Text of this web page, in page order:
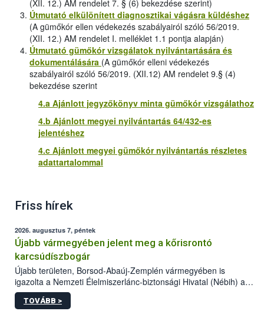
(XII. 12.) AM rendelet 7. § (6) bekezdése szerint)
Útmutató elkülönített diagnosztikai vágásra küldéshez
(A gümőkór ellen védekezés szabályairól szóló 56/2019.
(XII. 12.) AM rendelet I. melléklet 1.1 pontja alapján)
Útmutató gümőkór vizsgálatok nyilvántartására és
dokumentálására (A gümőkór elleni védekezés
szabályairól szóló 56/2019. (XII.12) AM rendelet 9.§ (4)
bekezdése szerint
4.a Ajánlott jegyzőkönyv minta gümőkór vizsgálathoz
4.b Ajánlott megyei nyilvántartás 64/432-es
jelentéshez
4.c Ajánlott megyei gümőkór nyilvántartás részletes
adattartalommal
Friss hírek
2026. augusztus 7, péntek
Újabb vármegyében jelent meg a kőrisrontó
karcsúdíszbogár
Újabb területen, Borsod-Abaúj-Zemplén vármegyében is
igazolta a Nemzeti Élelmiszerlánc-biztonsági Hivatal (Nébih) a
kőrisrontó karcsúdíszbogár (Agrilus planipennis) jelenlétét. A
kártevőt nem csak színcsapdában találták meg, de már fertőzött
TOVÁBB >